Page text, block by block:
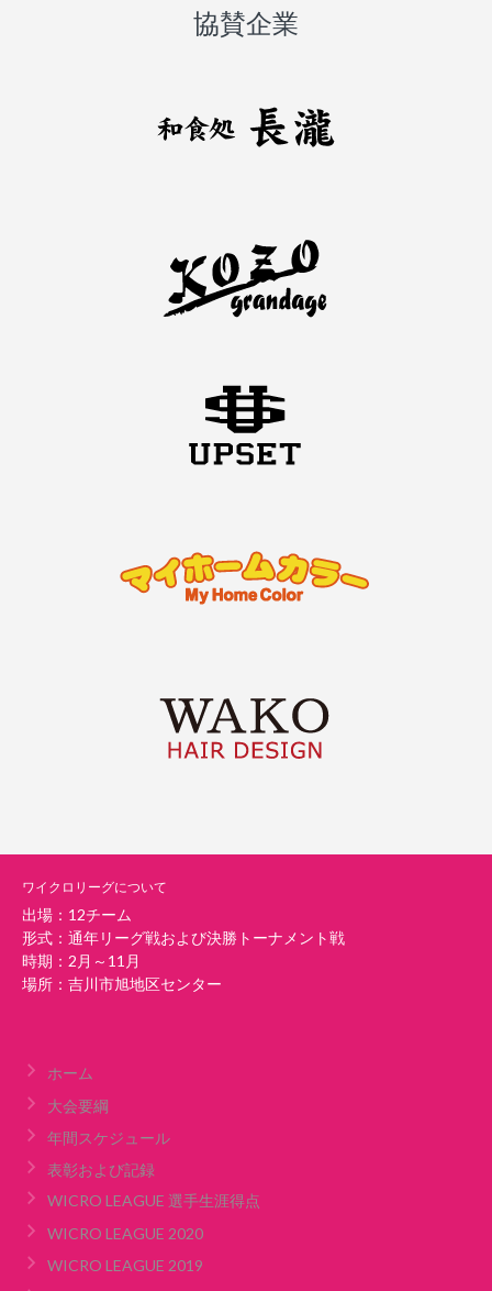
協賛企業
ワイクロリーグについて
出場：12チーム
形式：通年リーグ戦および決勝トーナメント戦
時期：2月～11月
場所：吉川市旭地区センター
ホーム
大会要綱
年間スケジュール
表彰および記録
WICRO LEAGUE 選手生涯得点
WICRO LEAGUE 2020
WICRO LEAGUE 2019